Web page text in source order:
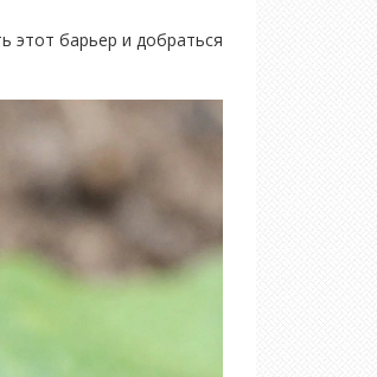
этот барьер и добраться